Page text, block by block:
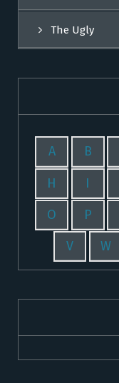
The Ugly
A B
H I
O P
V W